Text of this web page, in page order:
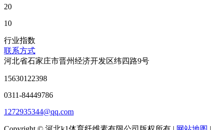
20
10
行业指数
联系方式
河北省石家庄市晋州经济开发区纬四路9号
15630122398
0311-84449786
1272935344@qq.com